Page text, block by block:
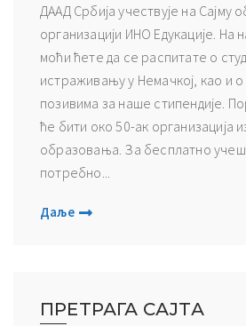
ДААД Србија учествује на Сајму
организацији ИНО Едукације. На
моћи ћете да се распитате о
истраживању у Немачкој, као и
позивима за наше стипендије.
ће бити око 50-ак организација
образовања. За бесплатно
потребно...
Даље
ПРЕТРАГА САЈТА